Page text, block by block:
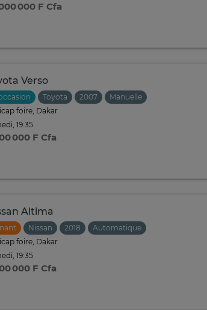
000 F Cfa
Verso
Toyota 2007
Manuelle
foire, Dakar
19:35
000 F Cfa
Altima
Nissan 2018
Automatique
foire, Dakar
19:35
000 F Cfa